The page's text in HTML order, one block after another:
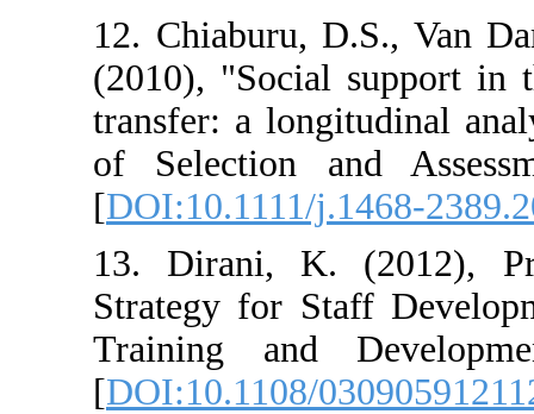
12. Chiaburu,
(2010), "Social
transfer: a
of Selection
[DOI:10.1111/
13. Dirani,
Strategy for
Training and
[DOI:10.1108/